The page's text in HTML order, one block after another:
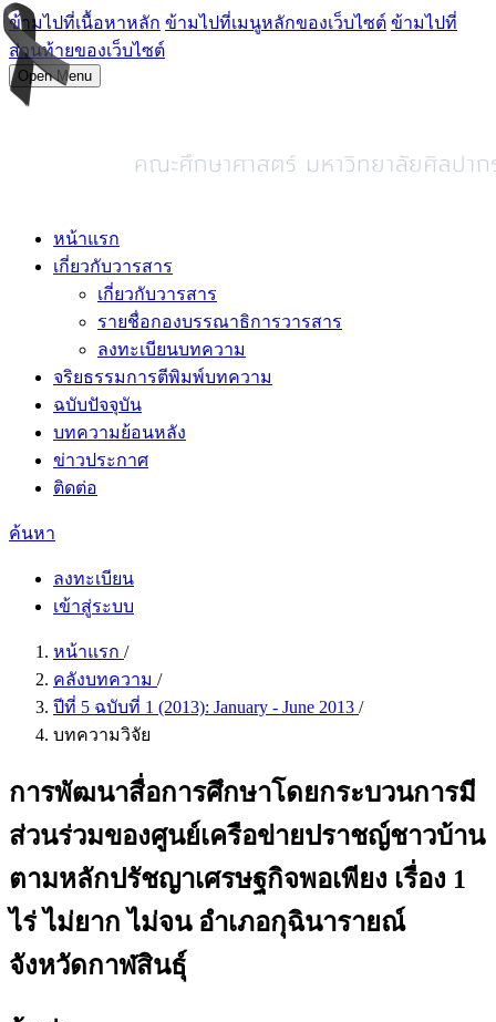
ข้ามไปที่เนื้อหาหลัก ข้ามไปที่เมนูหลักของเว็บไซต์ ข้ามไปที่
ส่วนท้ายของเว็บไซต์
Open Menu
หน้าแรก
เกี่ยวกับวารสาร
เกี่ยวกับวารสาร
รายชื่อกองบรรณาธิการวารสาร
ลงทะเบียนบทความ
จริยธรรมการตีพิมพ์บทความ
ฉบับปัจจุบัน
บทความย้อนหลัง
ข่าวประกาศ
ติดต่อ
ค้นหา
ลงทะเบียน
เข้าสู่ระบบ
หน้าแรก /
คลังบทความ /
ปีที่ 5 ฉบับที่ 1 (2013): January - June 2013 /
บทความวิจัย
การพัฒนาสื่อการศึกษาโดยกระบวนการมี
ส่วนร่วมของศูนย์เครือข่ายปราชญ์ชาวบ้าน
ตามหลักปรัชญาเศรษฐกิจพอเพียง เรื่อง 1
ไร่ ไม่ยาก ไม่จน อำเภอกุฉินารายณ์
จังหวัดกาฬสินธุ์